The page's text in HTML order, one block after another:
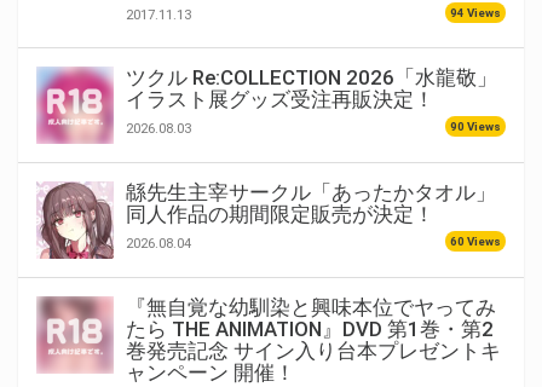
2017.11.13 94 Views
ツクル Re:COLLECTION 2026「水龍敬」
イラスト展グッズ受注再販決定！
2026.08.03 90 Views
緜先生主宰サークル「あったかタオル」
同人作品の期間限定販売が決定！
2026.08.04 60 Views
『無自覚な幼馴染と興味本位でヤってみ
たら THE ANIMATION』DVD 第1巻・第2
巻発売記念 サイン入り台本プレゼントキ
ャンペーン 開催！